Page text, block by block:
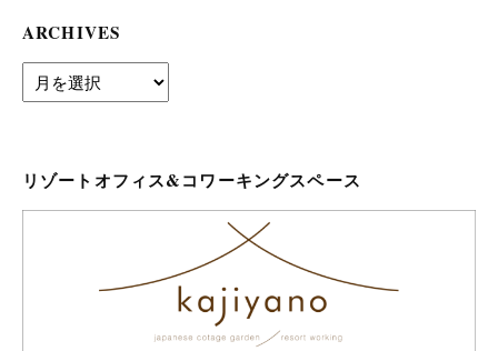
ARCHIVES
archives
リゾートオフィス&コワーキングスペース